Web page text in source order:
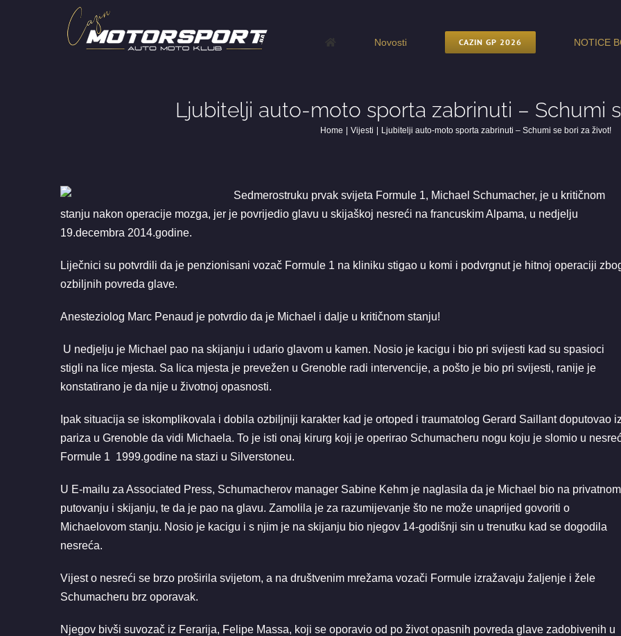
Novosti CAZIN GP 2026 NOTICE
Ljubitelji auto-moto sporta zabrinuti – Schumi
Home Vijesti Ljubitelji auto-moto sporta zabrinuti – Schumi se bori za život!
Sedmerostruku prvak svijeta Formule 1, Michael Schumacher, je u kritičnom
stanju nakon operacije mozga, jer je povrijedio glavu u skijaškoj nesreći na francuskim Alpama, u nedjelju
19.decembra 2014.godine.
Liječnici su potvrdili da je penzionisani vozač Formule 1 na kliniku stigao u komi i podvrgnut je hitnoj operaciji
ozbiljnih povreda glave.
Anesteziolog Marc Penaud je potvrdio da je Michael i dalje u kritičnom stanju!
U nedjelju je Michael pao na skijanju i udario glavom u kamen. Nosio je kacigu i bio pri svijesti kad su spasioci
stigli na lice mjesta. Sa lica mjesta je prevežen u Grenoble radi intervencije, a pošto je bio pri svijesti, ranije je
konstatirano je da nije u životnoj opasnosti.
Ipak situacija se iskomplikovala i dobila ozbiljniji karakter kad je ortoped i traumatolog Gerard Saillant doputovao
pariza u Grenoble da vidi Michaela. To je isti onaj kirurg koji je operirao Schumacheru nogu koju je slomio u
Formule 1 1999.godine na stazi u Silverstoneu.
U E-mailu za Associated Press, Schumacherov manager Sabine Kehm je naglasila da je Michael bio na privatnom
putovanju i skijanju, te da je pao na glavu. Zamolila je za razumijevanje što ne može unaprijed govoriti o
Michaelovom stanju. Nosio je kacigu i s njim je na skijanju bio njegov 14-godišnji sin u trenutku kad se dogodila
nesreća.
Vijest o nesreći se brzo proširila svijetom, a na društvenim mrežama vozači Formule izražavaju žaljenje i žele
Schumacheru brz oporavak.
Njegov bivši suvozač iz Ferarija, Felipe Massa, koji se oporavio od po život opasnih povreda glave zadobivenih u